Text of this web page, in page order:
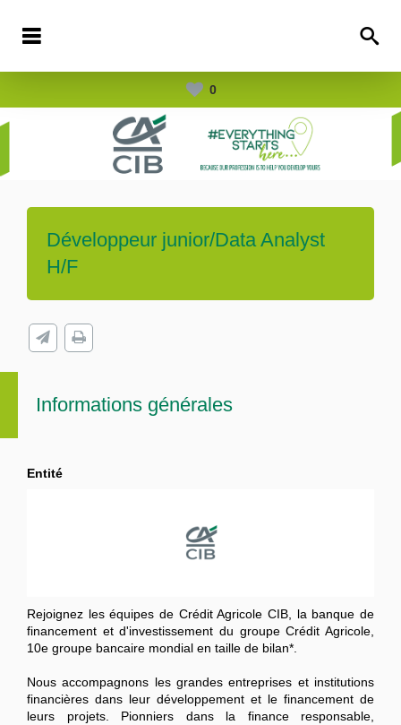
0
Développeur junior/Data Analyst
H/F
Informations générales
Entité
Rejoignez les équipes de Crédit Agricole CIB, la banque de
financement et d'investissement du groupe Crédit Agricole,
10e groupe bancaire mondial en taille de bilan*.
Nous accompagnons les grandes entreprises et institutions
financières dans leur développement et le financement de
leurs projets. Pionniers dans la finance responsable,